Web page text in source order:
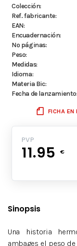
Colección:
Ref. fabricante:
EAN:
Encuadernación:
Nº páginas:
Peso:
Medidas:
Idioma:
Materia Bic:
Fecha de lanzamiento:
FICHA EN
PVP
11.95 €
Sinopsis
Una historia
ambages el peso